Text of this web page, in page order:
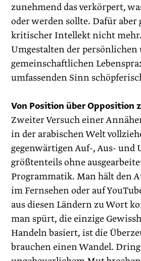
zunehmend das verkörpert,
oder werden sollte. Dafür aber
kritischer Intellekt nicht
Umgestalten der persönlichen
gemeinschaftlichen
umfassenden Sinn
Von Position über Opposition
Zweiter Versuch einer
in der arabischen Welt
gegenwärtigen Auf-, Aus- und
größtenteils ohne
Programmatik. Man hält den
im Fernsehen oder auf
aus diesen Ländern zu Wort
man spürt, die einzige
Handeln basiert, ist die
brauchen einen Wandel.